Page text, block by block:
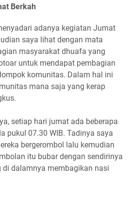
Berkah
adanya kegiatan Jumat
saya lihat dengan mata
masyarakat dhuafa yang
untuk mendapat pembagian
komunitas. Dalam hal ini
mana saja yang kerap
setiap hari jumat ada beberapa
pukul 07.30 WIB. Tadinya saya
bergerombol lalu kemudian
itu bubar dengan sendirinya
dalamnya membagikan nasi